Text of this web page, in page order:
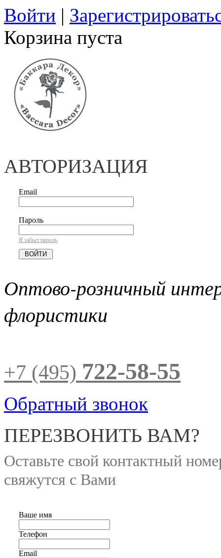
Войти |
Корзина пуста
АВТОРИЗАЦИЯ
Email
Пароль
Я забыл пароль
Оптово-розничный
флористики
+7 (495) 722-58-55
Обратный звонок
ПЕРЕЗВОНИТЬ ВАМ?
Оставьте свой контактный
свяжутся с Вами
Ваше имя
Телефон
Email